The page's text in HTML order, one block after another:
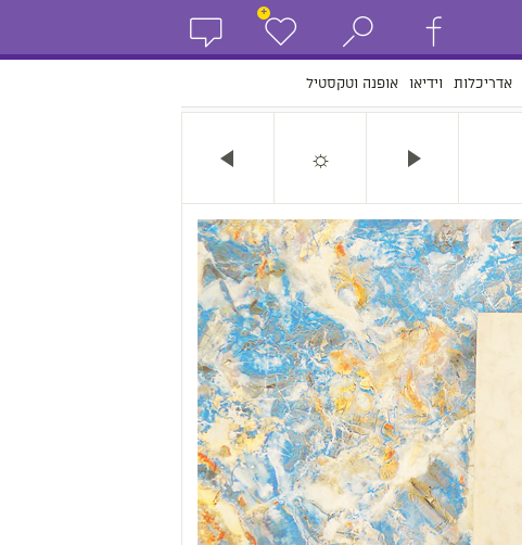
+
אדריכלות וידיאו אופנה וטקסטיל
☼